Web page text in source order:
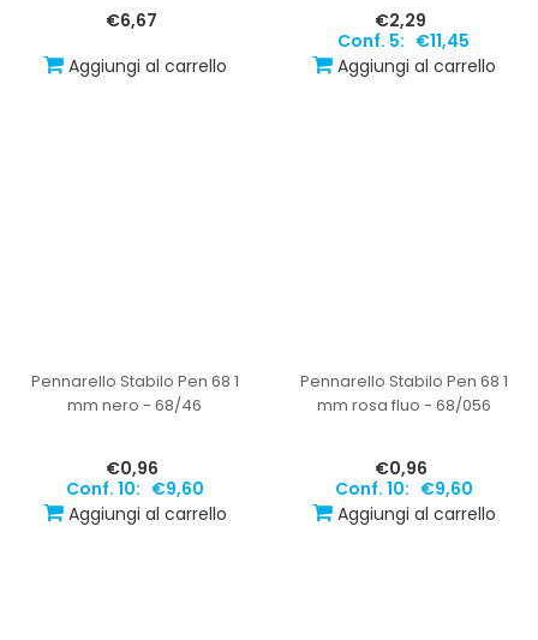
€6,67
Aggiungi al carrello
€2,29
Conf. 5: €11,45
Aggiungi al carrello
Pennarello Stabilo Pen 68 1
mm nero - 68/46
€0,96
Conf. 10: €9,60
Aggiungi al carrello
Pennarello Stabilo Pen 68 1
mm rosa fluo - 68/056
€0,96
Conf. 10: €9,60
Aggiungi al carrello